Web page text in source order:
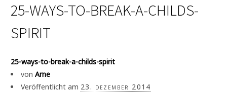
25-WAYS-TO-BREAK-A-CHILDS-
SPIRIT
25-ways-to-break-a-childs-spirit
von Arne
Veröffentlicht am 23. dezember 2014